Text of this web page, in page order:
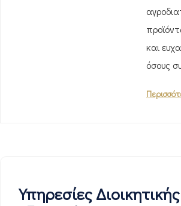
και
όσους
Υπηρεσίες Διοικητικής